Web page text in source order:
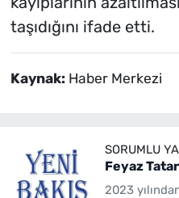
taşıdığını ifade etti.
Kaynak: Haber Merkezi
SORUMLU
Feyaz Tatar
2023